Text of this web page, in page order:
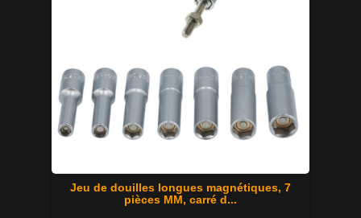
Jeu de douilles longues magnétiques, 7
pièces MM, carré d...